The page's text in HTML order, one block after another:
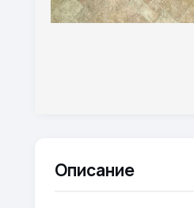
Описание